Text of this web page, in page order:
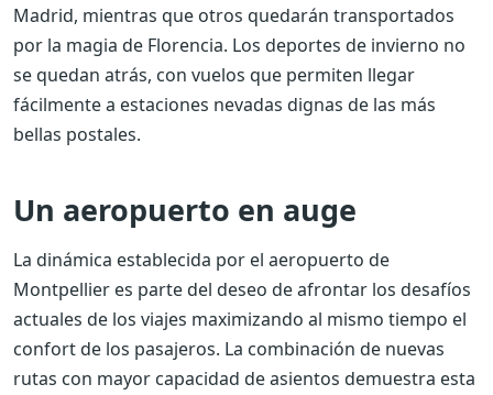
Madrid, mientras que otros quedarán transportados
por la magia de Florencia. Los deportes de invierno no
se quedan atrás, con vuelos que permiten llegar
fácilmente a estaciones nevadas dignas de las más
bellas postales.
Un aeropuerto en auge
La dinámica establecida por el aeropuerto de
Montpellier es parte del deseo de afrontar los desafíos
actuales de los viajes maximizando al mismo tiempo el
confort de los pasajeros. La combinación de nuevas
rutas con mayor capacidad de asientos demuestra esta